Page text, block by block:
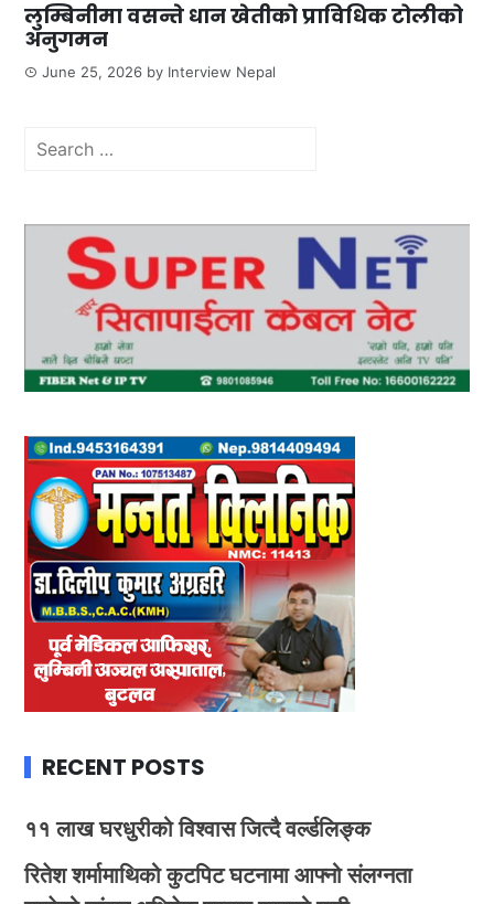
लुम्बिनीमा वसन्ते धान खेतीको प्राविधिक टोलीको
अनुगमन
June 25, 2026 by Interview Nepal
Search
RECENT POSTS
११ लाख घरधुरीको विश्वास जित्दै वर्ल्डलिङ्क
रितेश शर्मामाथिको कुटपिट घटनामा आफ्नो संलग्नता